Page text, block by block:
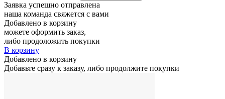
Заявка успешно отправлена
наша команда свяжется с вами
Добавлено в корзину
можете оформить заказ,
либо продоложить покупки
В корзину
Добавлено в корзину
Добавьте сразу к заказу, либо продолжите покупки